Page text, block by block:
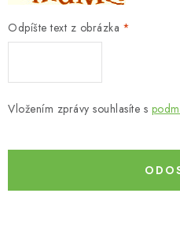
Odpíšte text z obrázka
Vložením zprávy souhlasíte s